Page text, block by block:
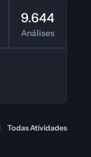
9.644
Análises
Todas Atividades